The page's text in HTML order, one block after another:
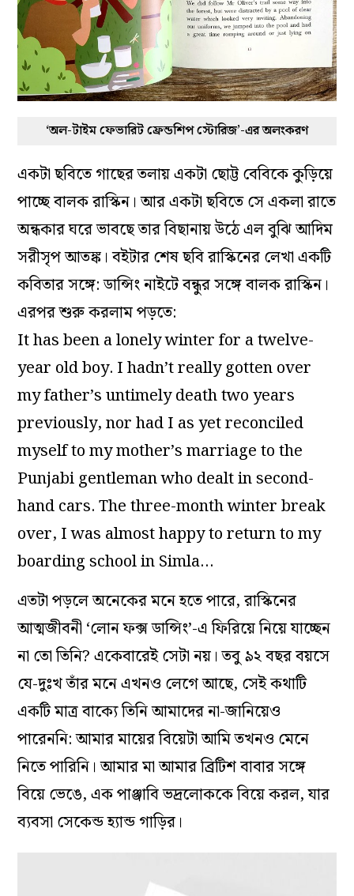
‘অল-টাইম ফেভারিট ফ্রেন্ডশিপ স্টোরিজ’-এর অলংকরণ
একটা ছবিতে গাছের তলায় একটা ছোট্ট বেবিকে কুড়িয়ে
পাচ্ছে বালক রাস্কিন। আর একটা ছবিতে সে একলা রাতে
অন্ধকার ঘরে ভাবছে তার বিছানায় উঠে এল বুঝি আদিম
সরীসৃপ আতঙ্ক। বইটার শেষ ছবি রাস্কিনের লেখা একটি
কবিতার সঙ্গে: ডান্সিং নাইটে বন্ধুর সঙ্গে বালক রাস্কিন।
এরপর শুরু করলাম পড়তে:
It has been a lonely winter for a twelve-
year old boy. I hadn’t really gotten over
my father’s untimely death two years
previously, nor had I as yet reconciled
myself to my mother’s marriage to the
Punjabi gentleman who dealt in second-
hand cars. The three-month winter break
over, I was almost happy to return to my
boarding school in Simla…
এতটা পড়লে অনেকের মনে হতে পারে, রাস্কিনের
আত্মজীবনী ‘লোন ফক্স ডান্সিং’-এ ফিরিয়ে নিয়ে যাচ্ছেন
না তো তিনি? একেবারেই সেটা নয়। তবু ৯২ বছর বয়সে
যে-দুঃখ তাঁর মনে এখনও লেগে আছে, সেই কথাটি
একটি মাত্র বাক্যে তিনি আমাদের না-জানিয়েও
পারেননি: আমার মায়ের বিয়েটা আমি তখনও মেনে
নিতে পারিনি। আমার মা আমার ব্রিটিশ বাবার সঙ্গে
বিয়ে ভেঙে, এক পাঞ্জাবি ভদ্রলোককে বিয়ে করল, যার
ব্যবসা সেকেন্ড হ্যান্ড গাড়ির।